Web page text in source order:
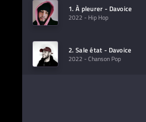
1. À pleurer - Davoice
2022 - Hip Hop
2. Sale état - Davoice
2022 - Chanson Pop